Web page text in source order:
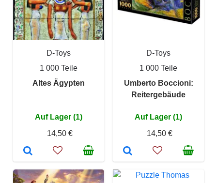
D-Toys
1 000 Teile
Altes Ägypten
Auf Lager (1)
14,50 €
D-Toys
1 000 Teile
Umberto Boccioni:
Reitergebäude
Auf Lager (1)
14,50 €